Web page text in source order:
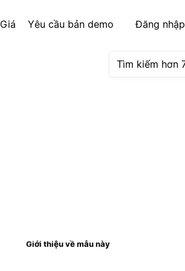
Giá Yêu cầu bản demo Đăng nhập
Giới thiệu về mẫu này